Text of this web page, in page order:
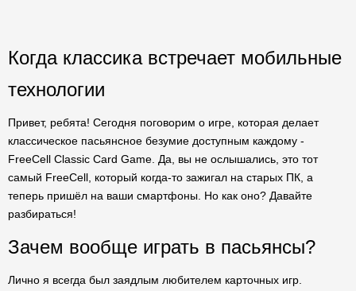
Когда классика встречает мобильные
технологии
Привет, ребята! Сегодня поговорим о игре, которая делает
классическое пасьянсное безумие доступным каждому -
FreeCell Classic Card Game. Да, вы не ослышались, это тот
самый FreeCell, который когда-то зажигал на старых ПК, а
теперь пришёл на ваши смартфоны. Но как оно? Давайте
разбираться!
Зачем вообще играть в пасьянсы?
Лично я всегда был заядлым любителем карточных игр.